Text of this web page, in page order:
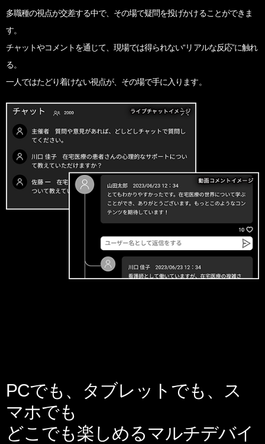
多職種の視点が交差する中で、 その場で疑問を投げかけることができま
す。
チャットやコメントを通じて、現場では得られない“リアルな反応”に触れ
る。
一人ではたどり着けない視点が、 その場で手に入ります。
PCでも、タブレットでも、ス
マホでも
どこでも楽しめるマルチデバイ